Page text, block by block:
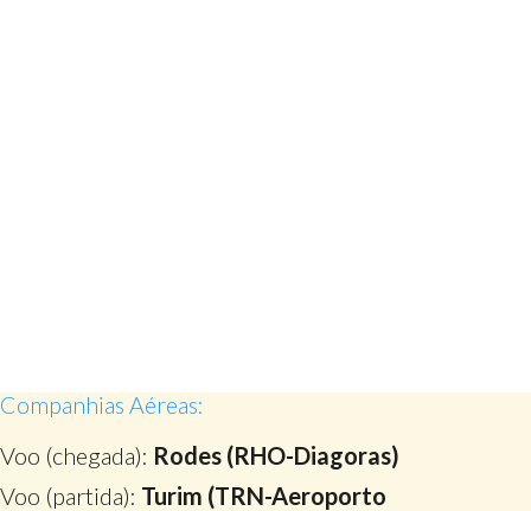
Companhias Aéreas:
Voo (chegada): Rodes (RHO-Diagoras)
Voo (partida): Turim (TRN-Aeroporto